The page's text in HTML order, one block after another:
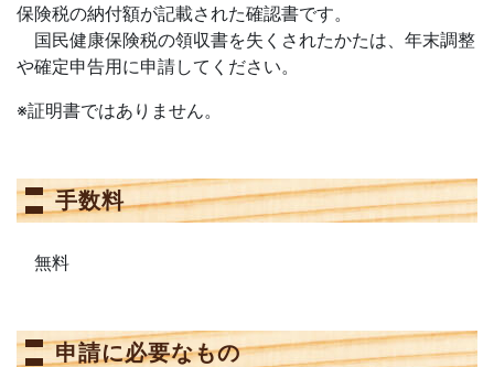
保険税の納付額が記載された確認書です。
国民健康保険税の領収書を失くされたかたは、年末調整
や確定申告用に申請してください。
※証明書ではありません。
手数料
無料
申請に必要なもの